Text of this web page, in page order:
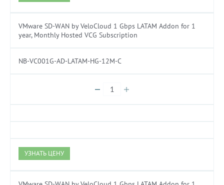
VMware SD-WAN by VeloCloud 1 Gbps LATAM Addon for 1
year, Monthly Hosted VCG Subscription
NB-VC001G-AD-LATAM-HG-12M-C
УЗНАТЬ ЦЕНУ